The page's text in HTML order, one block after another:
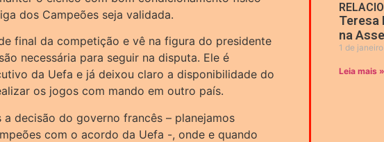
dos Campeões seja validada.
final da competição e vê na figura do presidente
necessária para seguir na disputa. Ele é
da Uefa e já deixou claro a disponibilidade do
os jogos com mando em outro país.
a decisão do governo francês – planejamos
com o acordo da Uefa -, onde e quando
Teresa
na
1 de
Leia mais »